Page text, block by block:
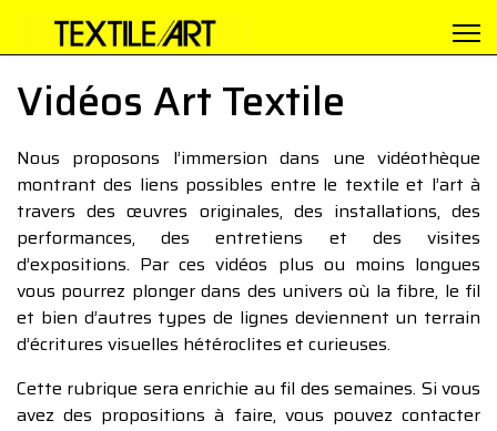
Vidéos Art Textile
Nous proposons l’immersion dans une vidéothèque
montrant des liens possibles entre le textile et l’art à
travers des œuvres originales, des installations, des
performances, des entretiens et des visites
d’expositions. Par ces vidéos plus ou moins longues
vous pourrez plonger dans des univers où la fibre, le fil
et bien d’autres types de lignes deviennent un terrain
d’écritures visuelles hétéroclites et curieuses.
Cette rubrique sera enrichie au fil des semaines. Si vous
avez des propositions à faire, vous pouvez contacter